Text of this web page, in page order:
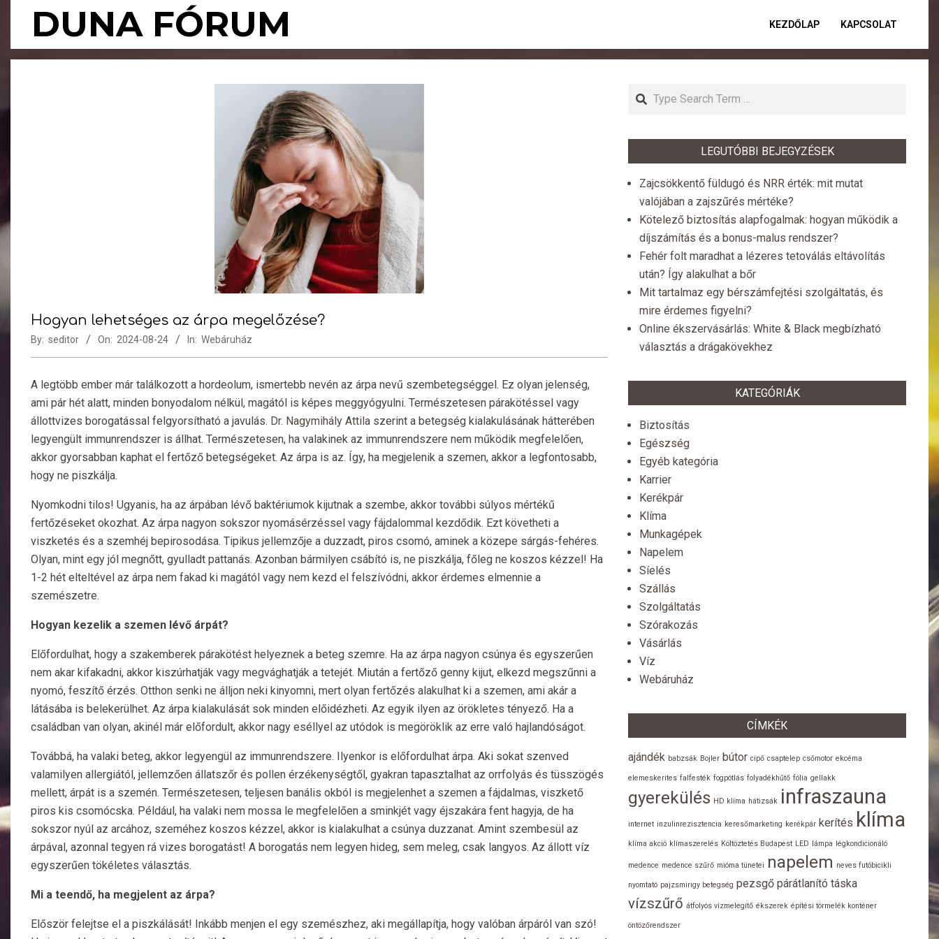
DUNA FÓRUM KEZDŐLAP KAPCSOLAT
Hogyan lehetséges az árpa megelőzése?
By: seditor On: 2024-08-24 In: Webáruház
A legtöbb ember már találkozott a hordeolum, ismertebb nevén az árpa nevű szembetegséggel. Ez olyan jelenség,
ami pár hét alatt, minden bonyodalom nélkül, magától is képes meggyógyulni. Természetesen párakötéssel vagy
állottvizes borogatással felgyorsítható a javulás. Dr. Nagymihály Attila szerint a betegség kialakulásának hátterében
legyengült immunrendszer is állhat. Természetesen, ha valakinek az immunrendszere nem működik megfelelően,
akkor gyorsabban kaphat el fertőző betegségeket. Az árpa is az. Így, ha megjelenik a szemen, akkor a legfontosabb,
hogy ne piszkálja.
Nyomkodni tilos! Ugyanis, ha az árpában lévő baktériumok kijutnak a szembe, akkor további súlyos mértékű
fertőzéseket okozhat. Az árpa nagyon sokszor nyomásérzéssel vagy fájdalommal kezdődik. Ezt követheti a
viszketés és a szemhéj bepirosodása. Tipikus jellemzője a duzzadt, piros csomó, aminek a közepe sárgás-fehéres.
Olyan, mint egy jól megnőtt, gyulladt pattanás. Azonban bármilyen csábító is, ne piszkálja, főleg ne koszos kézzel! Ha
1-2 hét elteltével az árpa nem fakad ki magától vagy nem kezd el felszívódni, akkor érdemes elmennie a
szemészetre.
Hogyan kezelik a szemen lévő árpát?
Előfordulhat, hogy a szakemberek párakötést helyeznek a beteg szemre. Ha az árpa nagyon csúnya és egyszerűen
nem akar kifakadni, akkor kiszúrhatják vagy megvághatják a tetejét. Miután a fertőző genny kijut, elkezd megszűnni a
nyomó, feszítő érzés. Otthon senki ne álljon neki kinyomni, mert olyan fertőzés alakulhat ki a szemen, ami akár a
látásába is belekerülhet. Az árpa kialakulását sok minden előidézheti. Az egyik ilyen az örökletes tényező. Ha a
családban van olyan, akinél már előfordult, akkor nagy eséllyel az utódok is megöröklik az erre való hajlandóságot.
Továbbá, ha valaki beteg, akkor legyengül az immunrendszere. Ilyenkor is előfordulhat árpa. Aki sokat szenved
valamilyen allergiától, jellemzően állatszőr és pollen érzékenységtől, gyakran tapasztalhat az orrfolyás és tüsszögés
mellett, árpát is a szemén. Természetesen, teljesen banális okból is megjelenhet a szemen a fájdalmas, viszkető
piros kis csomócska. Például, ha valaki nem mossa le megfelelően a sminkjét vagy éjszakára fent hagyja, de ha
sokszor nyúl az arcához, szeméhez koszos kézzel, akkor is kialakulhat a csúnya duzzanat. Amint szembesül az
árpával, azonnal tegyen rá vizes borogatást! A borogatás nem legyen hideg, sem meleg, csak langyos. Az állott víz
egyszerűen tökéletes választás.
Mi a teendő, ha megjelent az árpa?
Először felejtse el a piszkálását! Inkább menjen el egy szemészhez, aki megállapítja, hogy valóban árpáról van szó!
Search
LEGUTÓBBI BEJEGYZÉSEK
Zajcsökkentő füldugó és NRR érték: mit mutat
valójában a zajszűrés mértéke?
Kötelező biztosítás alapfogalmak: hogyan működik a
díjszámítás és a bonus-malus rendszer?
Fehér folt maradhat a lézeres tetoválás eltávolítás
után? Így alakulhat a bőr
Mit tartalmaz egy bérszámfejtési szolgáltatás, és
mire érdemes figyelni?
Online ékszervásárlás: White & Black megbízható
választás a drágakövekhez
KATEGÓRIÁK
Biztosítás
Egészség
Egyéb kategória
Karrier
Kerékpár
Klíma
Munkagépek
Napelem
Síelés
Szállás
Szolgáltatás
Szórakozás
Vásárlás
Víz
Webáruház
CÍMKÉK
ajándék babzsák Bojler bútor cipő csaptelep csőmotor ekcéma
elemeskerites falfesték fogpótlás folyadékhűtő fólia gellakk
gyerekülés HD klíma hátizsák infraszauna
internet inzulinrezisztencia keresőmarketing kerékpár kerítés klíma
klíma akció klímaszerelés Költöztetés Budapest LED lámpa légkondicionáló
medence medence szűrő mióma tünetei napelem neves futóbicikli
nyomtató pajzsmirigy betegség pezsgő párátlanító táska
vízszűrő átfolyós vízmelegítő ékszerek építési törmelék konténer
öntözőrendszer